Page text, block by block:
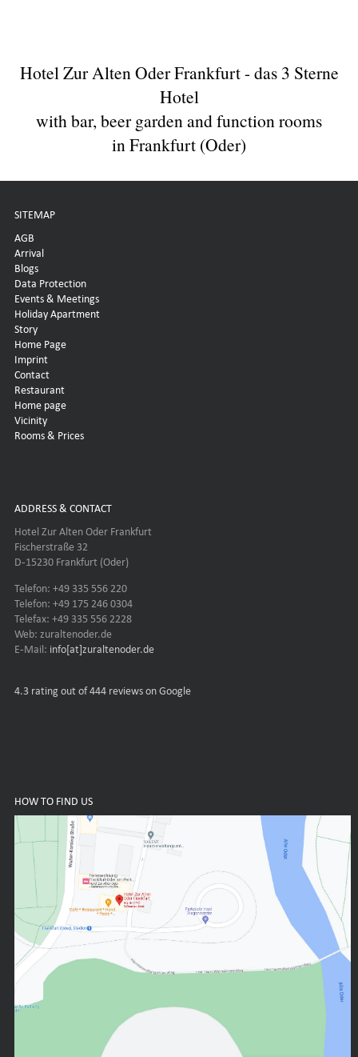
Hotel Zur Alten Oder Frankfurt - das 3 Sterne
Hotel
with bar, beer garden and function rooms
in Frankfurt (Oder)
SITEMAP
AGB
Arrival
Blogs
Data Protection
Events & Meetings
Holiday Apartment
Story
Home Page
Imprint
Contact
Restaurant
Home page
Vicinity
Rooms & Prices
ADDRESS & CONTACT
Hotel Zur Alten Oder Frankfurt
Fischerstraße 32
D-15230 Frankfurt (Oder)
Telefon: +49 335 556 220
Telefon: +49 175 246 0304
Telefax: +49 335 556 2228
Web: zuraltenoder.de
E-Mail: info[at]zuraltenoder.de
4.3 rating out of 444 reviews on Google
HOW TO FIND US